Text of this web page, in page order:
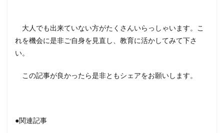
大人でも出来ていない方がたくさんいらっしゃいます。こ
れを機会に是非ご自身を見直し、教育に活かしてみて下さ
い。
この記事が良かったら是非ともシェアをお願いします。
●関連記事